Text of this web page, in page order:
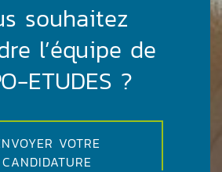
souhaitez
l’équipe de
ETUDES ?
VOTRE
CANDIDATURE